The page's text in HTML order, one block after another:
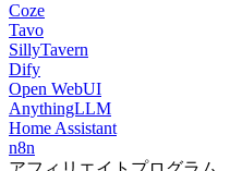
Coze
Tavo
SillyTavern
Dify
Open WebUI
AnythingLLM
Home Assistant
n8n